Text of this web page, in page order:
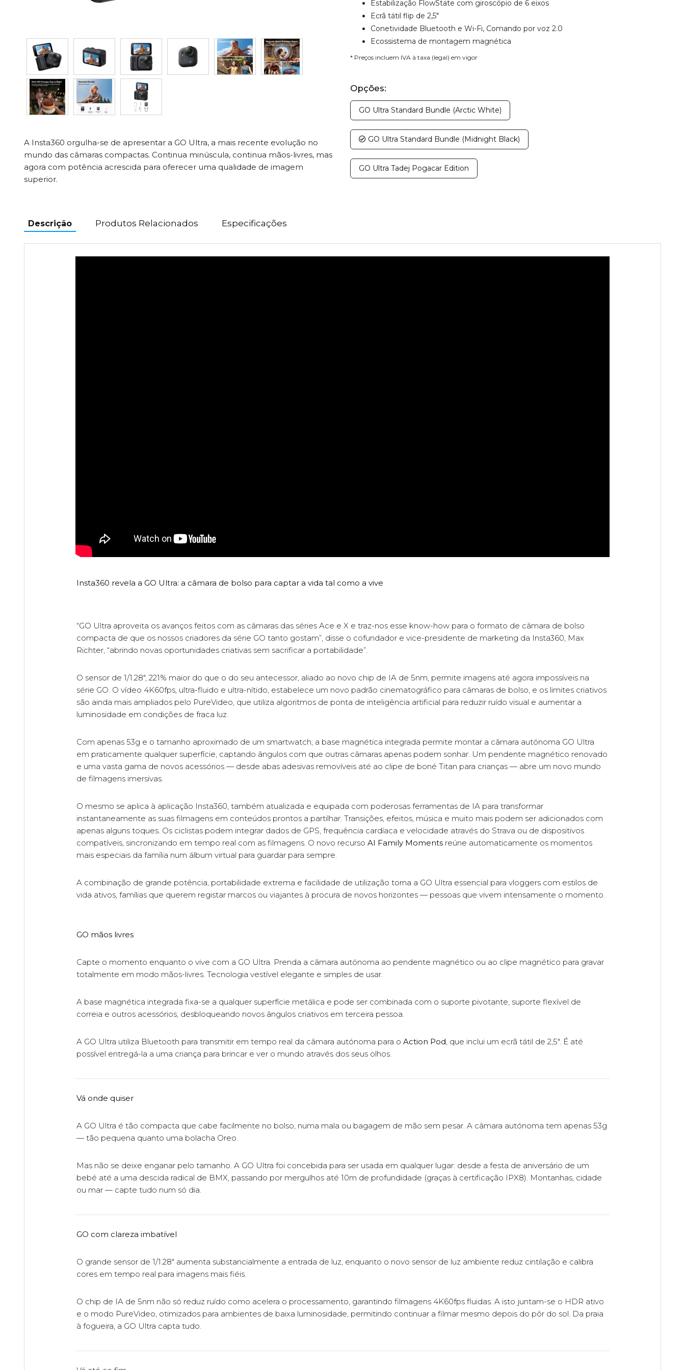
A Insta360 orgulha-se de apresentar a GO Ultra, a mais recente evolução no
mundo das câmaras compactas. Continua minúscula, continua mãos-livres, mas
agora com potência acrescida para oferecer uma qualidade de imagem
superior.
Estabilização FlowState com giroscópio de 6 eixos
Ecrã tátil flip de 2,5"
Conetividade Bluetooth e Wi-Fi, Comando por voz 2.0
Ecossistema de montagem magnética
* Preços incluem IVA à taxa (legal) em vigor
Opções:
GO Ultra Standard Bundle (Arctic White)
GO Ultra Standard Bundle (Midnight Black)
GO Ultra Tadej Pogacar Edition
Descrição Produtos Relacionados Especificações
Insta360 revela a GO Ultra: a câmara de bolso para captar a vida tal como a vive
“GO Ultra aproveita os avanços feitos com as câmaras das séries Ace e X e traz-nos esse know-how para o formato de câmara de bolso
compacta de que os nossos criadores da série GO tanto gostam”, disse o cofundador e vice-presidente de marketing da Insta360, Max
Richter, “abrindo novas oportunidades criativas sem sacrificar a portabilidade”.
O sensor de 1/1.28", 221% maior do que o do seu antecessor, aliado ao novo chip de IA de 5nm, permite imagens até agora impossíveis na
série GO. O vídeo 4K60fps, ultra-fluido e ultra-nítido, estabelece um novo padrão cinematográfico para câmaras de bolso, e os limites criativos
são ainda mais ampliados pelo PureVideo, que utiliza algoritmos de ponta de inteligência artificial para reduzir ruído visual e aumentar a
luminosidade em condições de fraca luz.
Com apenas 53g e o tamanho aproximado de um smartwatch, a base magnética integrada permite montar a câmara autónoma GO Ultra
em praticamente qualquer superfície, captando ângulos com que outras câmaras apenas podem sonhar. Um pendente magnético renovado
e uma vasta gama de novos acessórios — desde abas adesivas removíveis até ao clipe de boné Titan para crianças — abre um novo mundo
de filmagens imersivas.
O mesmo se aplica à aplicação Insta360, também atualizada e equipada com poderosas ferramentas de IA para transformar
instantaneamente as suas filmagens em conteúdos prontos a partilhar. Transições, efeitos, música e muito mais podem ser adicionados com
apenas alguns toques. Os ciclistas podem integrar dados de GPS, frequência cardíaca e velocidade através do Strava ou de dispositivos
compatíveis, sincronizando em tempo real com as filmagens. O novo recurso AI Family Momentsreúne automaticamente os momentos
mais especiais da família num álbum virtual para guardar para sempre.
A combinação de grande potência, portabilidade extrema e facilidade de utilização torna a GO Ultra essencial para vloggers com estilos de
vida ativos, famílias que querem registar marcos ou viajantes à procura de novos horizontes — pessoas que vivem intensamente o momento.
GO mãos livres
Capte o momento enquanto o vive com a GO Ultra. Prenda a câmara autónoma ao pendente magnético ou ao clipe magnético para gravar
totalmente em modo mãos-livres. Tecnologia vestível elegante e simples de usar.
A base magnética integrada fixa-se a qualquer superfície metálica e pode ser combinada com o suporte pivotante, suporte flexível de
correia e outros acessórios, desbloqueando novos ângulos criativos em terceira pessoa.
A GO Ultra utiliza Bluetooth para transmitir em tempo real da câmara autónoma para o Action Pod, que inclui um ecrã tátil de 2,5". É até
possível entregá-la a uma criança para brincar e ver o mundo através dos seus olhos.
Vá onde quiser
A GO Ultra é tão compacta que cabe facilmente no bolso, numa mala ou bagagem de mão sem pesar. A câmara autónoma tem apenas 53g
— tão pequena quanto uma bolacha Oreo.
Mas não se deixe enganar pelo tamanho. A GO Ultra foi concebida para ser usada em qualquer lugar: desde a festa de aniversário de um
bebé até a uma descida radical de BMX, passando por mergulhos até 10m de profundidade (graças à certificação IPX8). Montanhas, cidade
ou mar — capte tudo num só dia.
GO com clareza imbatível
O grande sensor de 1/1.28" aumenta substancialmente a entrada de luz, enquanto o novo sensor de luz ambiente reduz cintilação e calibra
cores em tempo real para imagens mais fiéis.
O chip de IA de 5nm não só reduz ruído como acelera o processamento, garantindo filmagens 4K60fps fluidas. A isto juntam-se o HDR ativo
e o modo PureVideo, otimizados para ambientes de baixa luminosidade, permitindo continuar a filmar mesmo depois do pôr do sol. Da praia
à fogueira, a GO Ultra capta tudo.